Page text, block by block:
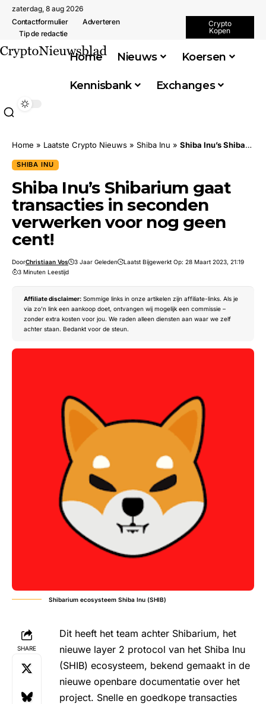
zaterdag, 8 aug 2026
Contactformulier
Adverteren
Tip de redactie
Crypto
Kopen
Home Nieuws Koersen
Kennisbank Exchanges
Home » Laatste Crypto Nieuws » Shiba Inu » Shiba Inu’s Shibarium gaat transacties in seconden verwerken voor nog geen cent!
SHIBA INU
Shiba Inu’s Shibarium gaat
transacties in seconden
verwerken voor nog geen
cent!
DoorChristiaan Vos 3 Jaar Geleden
Laatst Bijgewerkt Op: 28 Maart 2023, 21:19
3 Minuten Leestijd
Affiliate disclaimer: Sommige links in onze artikelen zijn affiliate-links. Als je
via zo’n link een aankoop doet, ontvangen wij mogelijk een commissie –
zonder extra kosten voor jou. We raden alleen diensten aan waar we zelf
achter staan. Bedankt voor de steun.
Shibarium ecosysteem Shiba Inu (SHIB)
SHARE
Dit heeft het team achter Shibarium, het
nieuwe layer 2 protocol van het Shiba Inu
(SHIB) ecosysteem, bekend gemaakt in de
nieuwe openbare documentatie over het
project. Snelle en goedkope transacties